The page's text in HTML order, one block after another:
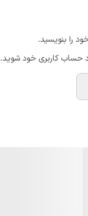
را بنویسید.
حساب کاربری خود شوید.